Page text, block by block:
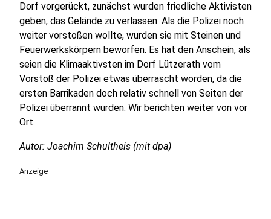
Dorf vorgerückt, zunächst wurden friedliche Aktivisten
geben, das Gelände zu verlassen. Als die Polizei noch
weiter vorstoßen wollte, wurden sie mit Steinen und
Feuerwerkskörpern beworfen. Es hat den Anschein, als
seien die Klimaaktivsten im Dorf Lützerath vom
Vorstoß der Polizei etwas überrascht worden, da die
ersten Barrikaden doch relativ schnell von Seiten der
Polizei überrannt wurden. Wir berichten weiter von vor
Ort.
Autor: Joachim Schultheis (mit dpa)
Anzeige